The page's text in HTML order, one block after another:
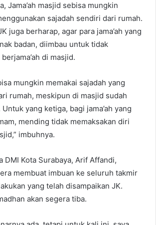
Jama’ah masjid sebisa mungkin
sajadah sendiri dari rumah.
juga berharap, agar para jama’ah yang
badan, diimbau untuk tidak
di masjid.
mungkin memakai sajadah yang
rumah, meskipun di masjid sudah
yang ketiga, bagi jama’ah yang
mending tidak memaksakan diri
imbuhnya.
DMI Kota Surabaya, Arif Affandi,
membuat imbuan ke seluruh takmir
yang telah disampaikan JK.
akan segera tiba.